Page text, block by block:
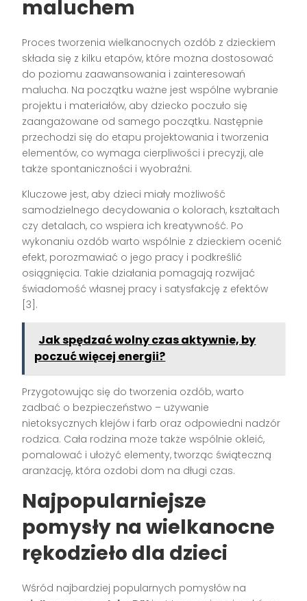
maluchem
Proces tworzenia wielkanocnych ozdób z dzieckiem
składa się z kilku etapów, które można dostosować
do poziomu zaawansowania i zainteresowań
malucha. Na początku ważne jest wspólne wybranie
projektu i materiałów, aby dziecko poczuło się
zaangażowane od samego początku. Następnie
przechodzi się do etapu projektowania i tworzenia
elementów, co wymaga cierpliwości i precyzji, ale
także spontaniczności i wyobraźni.
Kluczowe jest, aby dzieci miały możliwość
samodzielnego decydowania o kolorach, kształtach
czy detalach, co wspiera ich kreatywność. Po
wykonaniu ozdób warto wspólnie z dzieckiem ocenić
efekt, porozmawiać o jego pracy i podkreślić
osiągnięcia. Takie działania pomagają rozwijać
świadomość własnej pracy i satysfakcję z efektów
[3].
Jak spędzać wolny czas aktywnie, by
poczuć więcej energii?
Przygotowując się do tworzenia ozdób, warto
zadbać o bezpieczeństwo – używanie
nietoksycznych klejów i farb oraz odpowiedni nadzór
rodzica. Cała rodzina może także wspólnie okleić,
pomalować i ułożyć elementy, tworząc świąteczną
aranżację, która ozdobi dom na długi czas.
Najpopularniejsze
pomysły na wielkanocne
rękodzieło dla dzieci
Wśród najbardziej popularnych pomysłów na